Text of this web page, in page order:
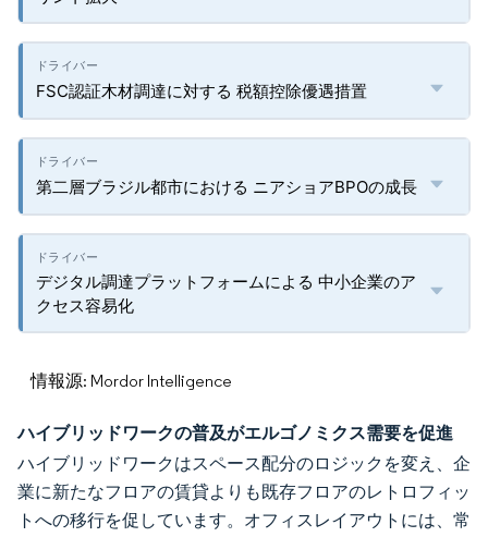
FSC認証木材調達に対する 税額控除優遇措置
第二層ブラジル都市における ニアショアBPOの成長
デジタル調達プラットフォームによる 中小企業のア
クセス容易化
情報源: Mordor Intelligence
ハイブリッドワークの普及がエルゴノミクス需要を促進
ハイブリッドワークはスペース配分のロジックを変え、企
業に新たなフロアの賃貸よりも既存フロアのレトロフィッ
トへの移行を促しています。オフィスレイアウトには、常